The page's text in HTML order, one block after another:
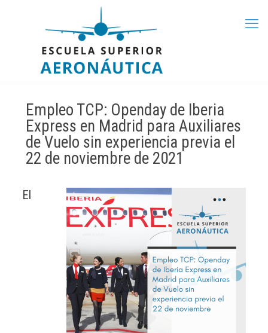
Empleo TCP: Openday de Iberia
Express en Madrid para Auxiliares
de Vuelo sin experiencia previa el
22 de noviembre de 2021
El